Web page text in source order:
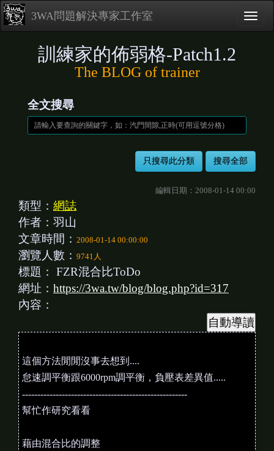
3WA問題解決專家工作室
訓練家的佈弱格-Patch1.2
The BLOG of trainer
全文搜尋
編輯日期：2008-01-14 00:00
類型： 網誌
作者：羽山
文章時間： 2008-01-14 00:00:00
瀏覽人數： 9741人
標題： FZR混合比ToDo
網址： https://3wa.tw/blog/blog.php?id=317
內容：
這個方法閒閒沒事去想到....
怠速調平衡跟6000rpm調平衡，負壓表差異值.....
------------------------------------------------------
幫忙作研究看看
藉由混合比的調整